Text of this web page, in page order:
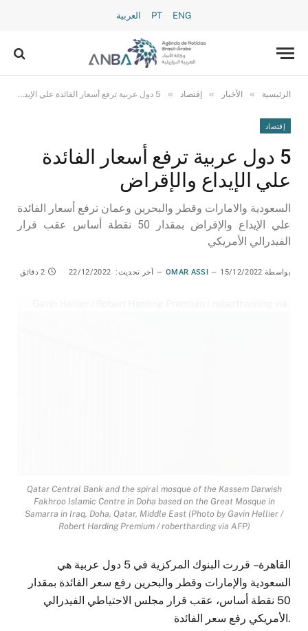
PT ENG العربية
الرئيسية » الأخبار » إقتصاد » 5 دول عربية ترفع أسعار الفائدة علي الإيداع والإقراض
إقتصاد
5 دول عربية ترفع أسعار الفائدة
علي الإيداع والإقراض
السعودية والامارات وقطر والبحرين وعمان ترفع أسعار الفائدة
علي الإيداع والإقراض بمقدار 50 نقطة أساس عقب قرار
الفيدرالي الأمريكي
بواسطة OMAR ASSI 15/12/2022 آخر تحديث: 22/12/2022 2 دقائق
Qatar Central Bank and the spiral mosque of the Kassem Darwish
Fakhroo Islamic Centre in Doha based on the Great Mosque in
Samarra in Iraq, Doha, Qatar, Middle East (Photo by Gavin Hellier /
Robert Harding Premium / robertharding via AFP)
القاهرة – قررت البنوك المركزية في 5 دول عربية هي
السعودية والإمارات وقطر والبحرين رفع سعر الفائدة بمقدار
50 نقطة أساس، عقب قرار مجلس الاحتياطي الفيدرالي
الأمريكي رفع سعر الفائدة.